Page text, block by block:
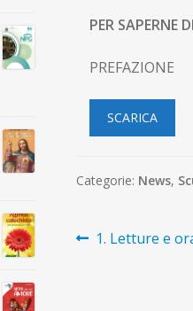
PER SAPERNE
SCARICA
Categorie: News,
Articolo
1. Letture e